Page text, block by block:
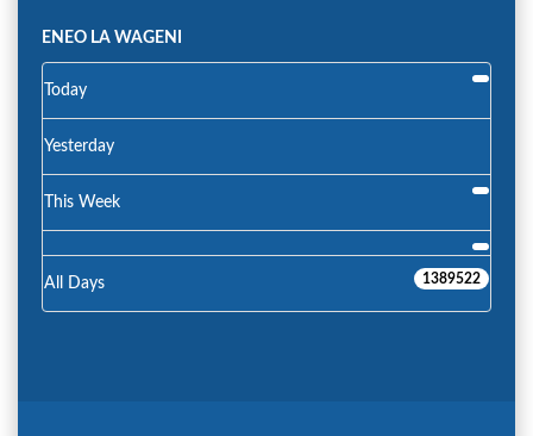
ENEO LA WAGENI
Today
Yesterday
This Week
All Days 1389522